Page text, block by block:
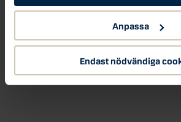
Anpassa
Endast nödvändiga